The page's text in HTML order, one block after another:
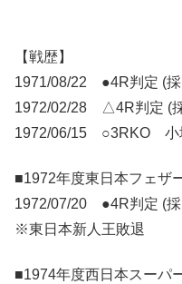
【戦歴】
1971/08/22 ●4R判定 (
1972/02/28 △4R判定 (
1972/06/15 ○3RKO 小
■1972年度東日本フェザ
1972/07/20 ●4R判定 (
※東日本新人王敗退
■1974年度西日本スーパ